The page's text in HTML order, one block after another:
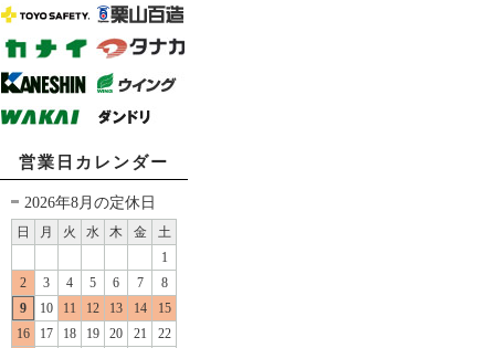
営業日カレンダー
2026年8月の定休日
日 月 火 水 木 金
土
1
2
3 4 5 6 7
8
9
10 11 12 13 14
15
16
17 18 19 20 21
22